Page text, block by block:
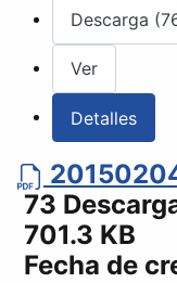
Descarga
Ver
Detalles
73
701.3 KB
Fecha de